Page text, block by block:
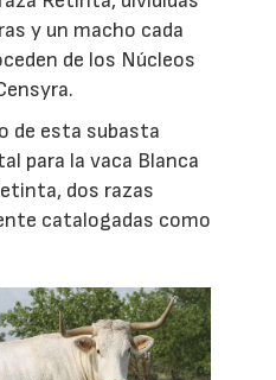
y un macho cada
de los Núcleos
de esta subasta
para la vaca Blanca
dos razas
catalogadas como